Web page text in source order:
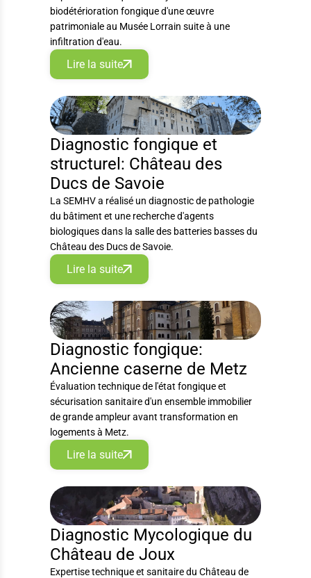
biodétérioration fongique d'une œuvre
patrimoniale au Musée Lorrain suite à une
infiltration d'eau.
Lire la suite
DIAGNOSTIC
Diagnostic fongique et
structurel: Château des
Ducs de Savoie
La SEMHV a réalisé un diagnostic de pathologie
du bâtiment et une recherche d'agents
biologiques dans la salle des batteries basses du
Château des Ducs de Savoie.
Lire la suite
DIAGNOSTIC
Diagnostic fongique:
Ancienne caserne de Metz
Évaluation technique de l'état fongique et
sécurisation sanitaire d'un ensemble immobilier
de grande ampleur avant transformation en
logements à Metz.
Lire la suite
DIAGNOSTIC
Diagnostic Mycologique du
Château de Joux
Expertise technique et sanitaire du Château de